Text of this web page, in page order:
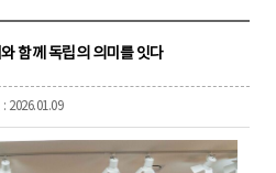
함께 독립의 의미를 잇다
2026.01.09